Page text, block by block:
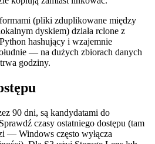
(pliki zduplikowane między
dyskiem) działa rclone z
hashujący i wzajemnie
— na dużych zbiorach danych
godziny.
90 dni, są kandydatami do
czasy ostatniego dostępu (tam
— Windows często wyłącza